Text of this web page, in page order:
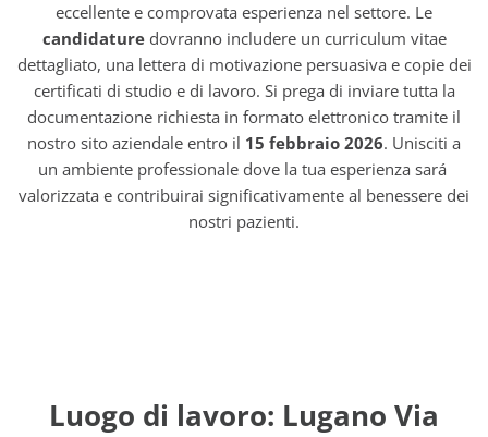
eccellente e comprovata esperienza nel settore. Le
candidaturedovranno includere un curriculum vitae
dettagliato, una lettera di motivazione persuasiva e copie dei
certificati di studio e di lavoro. Si prega di inviare tutta la
documentazione richiesta in formato elettronico tramite il
nostro sito aziendale entro il 15 febbraio 2026. Unisciti a
un ambiente professionale dove la tua esperienza sará
valorizzata e contribuirai significativamente al benessere dei
nostri pazienti.
Luogo di lavoro: Lugano Via